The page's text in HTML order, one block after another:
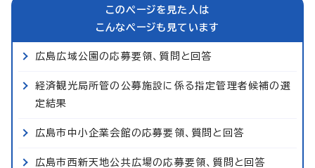
このページを見た人は
こんなページも見ています
広島広域公園の応募要領、質問と回答
経済観光局所管の公募施設に係る指定管理者候補の選
定結果
広島市中小企業会館の応募要領、質問と回答
広島市西新天地公共広場の応募要領、質問と回答